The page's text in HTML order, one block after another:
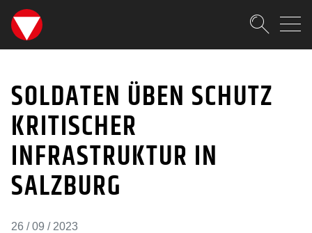
SKIPLINKS
SOLDATEN ÜBEN
SOLDATEN ÜBEN SCHUTZ
KRITISCHER
INFRASTRUKTUR IN
SALZBURG
26 / 09 / 2023